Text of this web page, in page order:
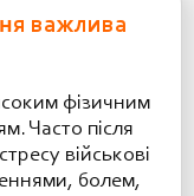
важлива
фізичним
Часто після
військові
болем,